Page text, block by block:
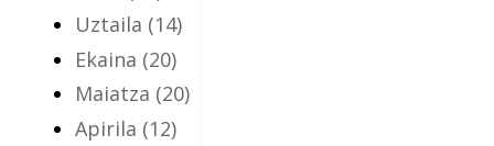
Uztaila (14)
Ekaina (20)
Maiatza (20)
Apirila (12)